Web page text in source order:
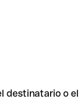
destinatario o el